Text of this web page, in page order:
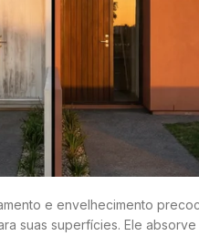
e envelhecimento
suas superfícies. Ele